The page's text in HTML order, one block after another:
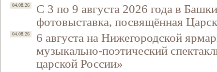
04.08.26
С 3 по 9 августа 2026 года в
фотовыставка, посвящённая
04.08.26
6 августа на Нижегородской
музыкально-поэтический
царской России»